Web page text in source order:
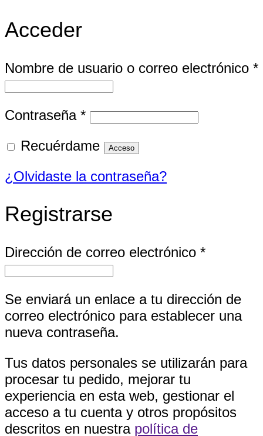
Acceder
Nombre de usuario o correo electrónico *
Contraseña *Obligatorio
Recuérdame
Acceso
¿Olvidaste la contraseña?
Registrarse
Dirección de correo electrónico *
Se enviará un enlace a tu dirección de
correo electrónico para establecer una
nueva contraseña.
Tus datos personales se utilizarán para
procesar tu pedido, mejorar tu
experiencia en esta web, gestionar el
acceso a tu cuenta y otros propósitos
descritos en nuestra política de